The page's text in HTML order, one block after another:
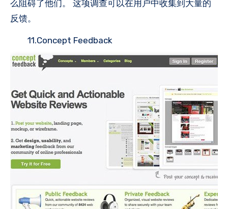
么阻碍了他们。 这项调查可以在用户中收集到大量的
反馈。
11.Concept Feedback